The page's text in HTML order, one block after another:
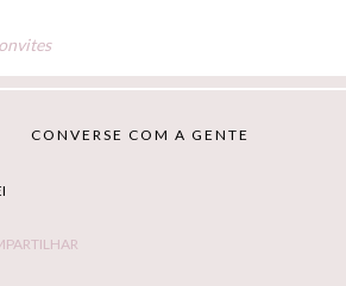
CONVERSE COM A GENTE